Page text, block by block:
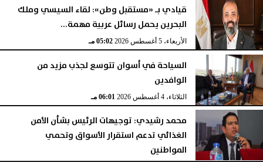
قيادي بـ «مستقبل وطن»: لقاء السيسي وملك
البحرين يحمل رسائل عربية مهمة...
الأربعاء، 5 أغسطس 2026 05:02 مـ
السياحة في أسوان تتوسع لجذب مزيد من
الوافدين
الثلاثاء، 4 أغسطس 2026 06:01 مـ
محمد رشيدي: توجيهات الرئيس بشأن الأمن
الغذائي تدعم استقرار الأسواق وتحمي
المواطنين